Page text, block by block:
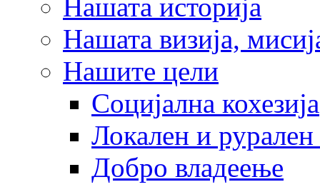
Нашата историја
Нашата визија,
Нашите цели
Социјална кохезија
Локален и рурален
Добро владеење